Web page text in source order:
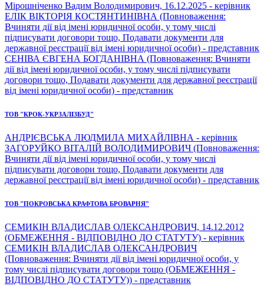
Мірошніченко Вадим Володимирович, 16.12.2025 - керівник
ЕЛІК ВІКТОРІЯ КОСТЯНТИНІВНА (Повноваження:
Вчиняти дії від імені юридичної особи, у тому числі
підписувати договори тощо, Подавати документи для
державної реєстрації від імені юридичної особи) - представник
СЕНІВА ЄВГЕНА БОГДАНІВНА (Повноваження: Вчиняти
дії від імені юридичної особи, у тому числі підписувати
договори тощо, Подавати документи для державної реєстрації
від імені юридичної особи) - представник
ТОВ "КРОК-УКРЗАЛІЗБУД"
АНДРІЄВСЬКА ЛЮДМИЛА МИХАЙЛІВНА - керівник
ЗАГОРУЙКО ВІТАЛІЙ ВОЛОДИМИРОВИЧ (Повноваження:
Вчиняти дії від імені юридичної особи, у тому числі
підписувати договори тощо, Подавати документи для
державної реєстрації від імені юридичної особи) - представник
ТОВ "ПОКРОВСЬКА КРАФТОВА БРОВАРНЯ"
СЕМИКІН ВЛАДИСЛАВ ОЛЕКСАНДРОВИЧ, 14.12.2012
(ОБМЕЖЕННЯ - ВІДПОВІДНО ДО СТАТУТУ) - керівник
СЕМИКІН ВЛАДИСЛАВ ОЛЕКСАНДРОВИЧ
(Повноваження: Вчиняти дії від імені юридичної особи, у
тому числі підписувати договори тощо (ОБМЕЖЕННЯ -
ВІДПОВІДНО ДО СТАТУТУ)) - представник